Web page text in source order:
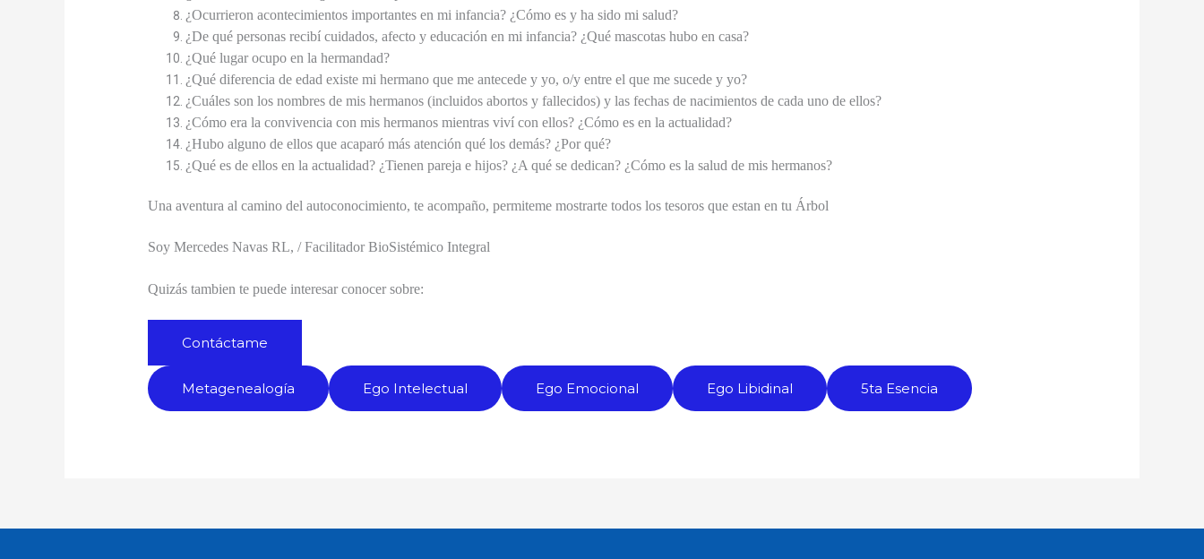
¿Ocurrieron acontecimientos importantes en mi infancia? ¿Cómo es y ha sido mi salud?
¿De qué personas recibí cuidados, afecto y educación en mi infancia? ¿Qué mascotas hubo en casa?
¿Qué lugar ocupo en la hermandad?
¿Qué diferencia de edad existe mi hermano que me antecede y yo, o/y entre el que me sucede y yo?
¿Cuáles son los nombres de mis hermanos (incluidos abortos y fallecidos) y las fechas de nacimientos de cada uno de ellos?
¿Cómo era la convivencia con mis hermanos mientras viví con ellos? ¿Cómo es en la actualidad?
¿Hubo alguno de ellos que acaparó más atención qué los demás? ¿Por qué?
¿Qué es de ellos en la actualidad? ¿Tienen pareja e hijos? ¿A qué se dedican? ¿Cómo es la salud de mis hermanos?
Una aventura al camino del autoconocimiento, te acompaño, permiteme mostrarte todos los tesoros que estan en tu Árbol
Soy Mercedes Navas RL, / Facilitador BioSistémico Integral
Quizás tambien te puede interesar conocer sobre:
Contáctame
Metagenealogía Ego Intelectual Ego Emocional Ego Libidinal 5ta Esencia